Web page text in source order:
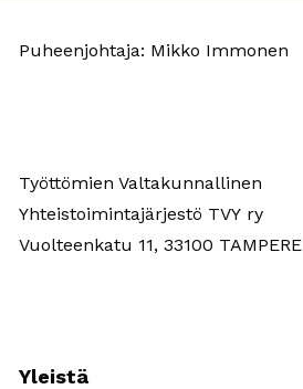
Puheenjohtaja: Mikko Immonen
Työttömien Valtakunnallinen
Yhteistoimintajärjestö TVY ry
Vuolteenkatu 11, 33100 TAMPERE
Yleistä